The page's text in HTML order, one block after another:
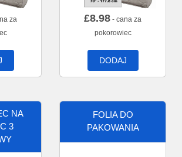
za
£8.98 - cana za
pokorowiec
DODAJ
NA
3
FOLIA DO
PAKOWANIA